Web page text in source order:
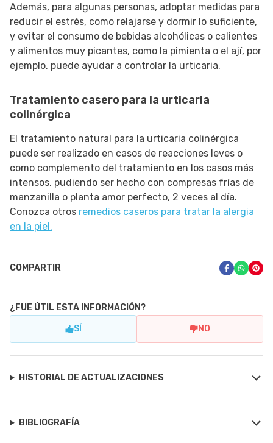
Además, para algunas personas, adoptar medidas para
reducir el estrés, como relajarse y dormir lo suficiente,
y evitar el consumo de bebidas alcohólicas o calientes
y alimentos muy picantes, como la pimienta o el ají, por
ejemplo, puede ayudar a controlar la urticaria.
Tratamiento casero para la urticaria
colinérgica
El tratamiento natural para la urticaria colinérgica
puede ser realizado en casos de reacciones leves o
como complemento del tratamiento en los casos más
intensos, pudiendo ser hecho con compresas frías de
manzanilla o planta amor perfecto, 2 veces al día.
Conozca otros remedios caseros para tratar la alergia
en la piel.
COMPARTIR
¿FUE ÚTIL ESTA INFORMACIÓN?
SÍ NO
HISTORIAL DE ACTUALIZACIONES
BIBLIOGRAFÍA